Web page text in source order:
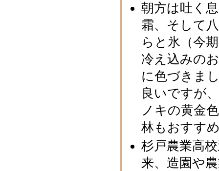
朝方は吐く
霜、そして
らと氷（今
冷え込みの
に色づきま
良いですが
ノキの黄金
林もおすす
杉戸農業高
来、造園や